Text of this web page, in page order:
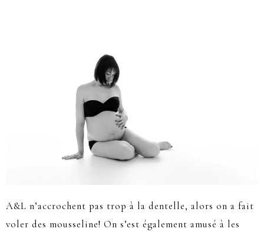
A&L n’accrochent pas trop à la dentelle, alors on a fait
voler des mousseline! On s’est également amusé à les